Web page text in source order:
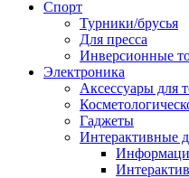
Спорт
Турники/брусья
Для пресса
Инверсионные
Электроника
Аксессуары для
Гаджеты
Интерактивные